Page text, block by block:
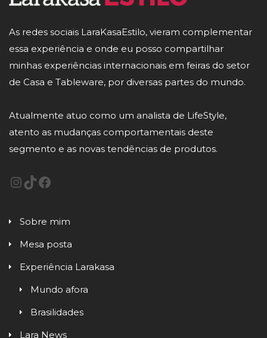
As redes sociais LaraKasaEstilo, vieram complementar
essa experiência e onde eu posso compartilhar
minhas experiências internacionais em feiras do setor
de Casa e Tableware, por diversas partes do mundo.
Atualmente atuo como um analista de LifeStyle,
atento as mudanças comportamentais deste
segmento e as novas tendências de produtos.
Sobre mim
Mesa posta
Experiência Larakasa
Mundo afora
Brasilidades
Lara News